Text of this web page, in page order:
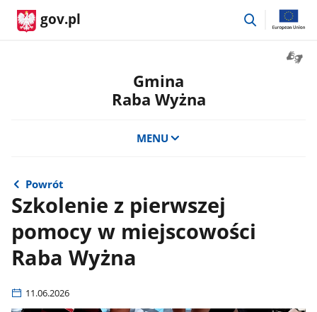
gov.pl
przejdź
Gmina
Raba Wyżna
MENU
Powrót
Szkolenie z pierwszej
pomocy w miejscowości
Raba Wyżna
11.06.2026